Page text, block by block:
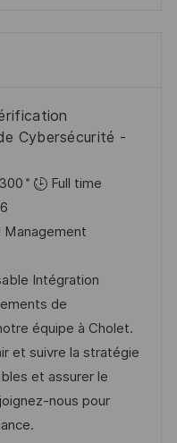
Cybersécurité -
Full time
Management
Intégration
de
équipe à Cholet.
et suivre la stratégie
et assurer le
nous pour